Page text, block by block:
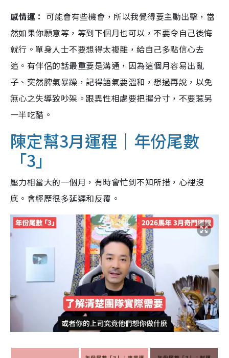
感情運： 可能會有些機會，所以我覺得要主動出擊，當
然如果你願意等，等到下個月也可以，不要令自己後悔
就行。單身人士不要想得太複雜，給自己多點信心去
追。有伴侶的話最重要是溝通，因為這個月容易出亂
子、突然脾氣暴躁，記得語氣要溫和，想過再說，以免
無心之失導致吵架。跟異性相處要把握分寸，不要惹另
一半吃醋。
陳定幫3月運程｜年份尾數
「3」
壓力相當大的一個月，有時會忙到不知所措，心裡沒
底。會經歷很多延遲和反覆。